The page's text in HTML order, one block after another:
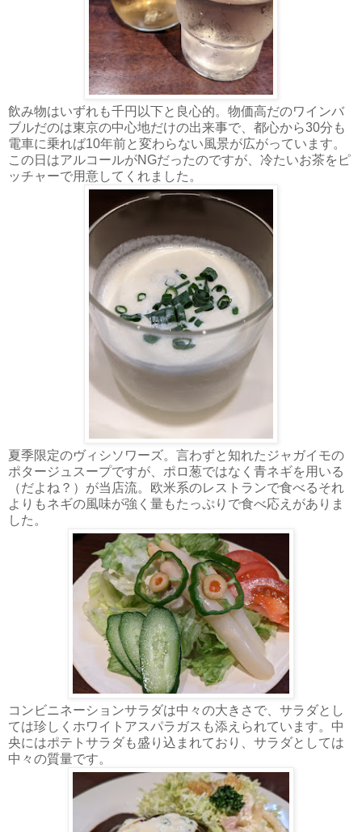
飲み物はいずれも千円以下と良心的。物価高だのワインバ
ブルだのは東京の中心地だけの出来事で、都心から30分も
電車に乗れば10年前と変わらない風景が広がっています。
この日はアルコールがNGだったのですが、冷たいお茶をピ
ッチャーで用意してくれました。
夏季限定のヴィシソワーズ。言わずと知れたジャガイモの
ポタージュスープですが、ポロ葱ではなく青ネギを用いる
（だよね？）が当店流。欧米系のレストランで食べるそれ
よりもネギの風味が強く量もたっぷりで食べ応えがありま
した。
コンビニネーションサラダは中々の大きさで、サラダとし
ては珍しくホワイトアスパラガスも添えられています。中
央にはポテトサラダも盛り込まれており、サラダとしては
中々の質量です。